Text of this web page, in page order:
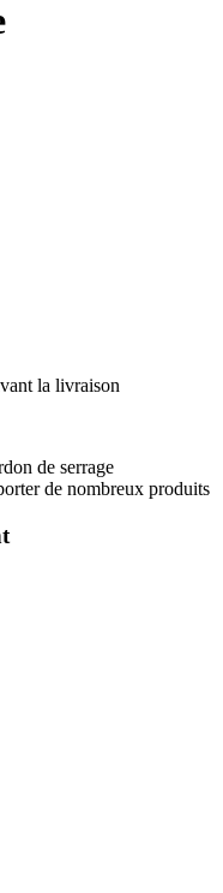
la livraison
de serrage
de nombreux produits